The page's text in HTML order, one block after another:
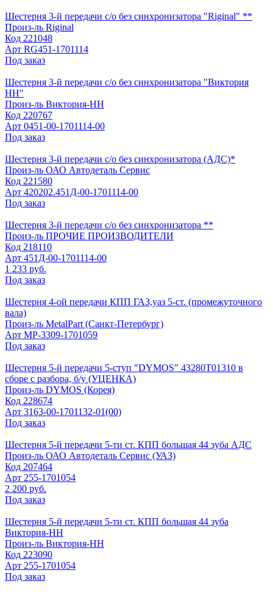
Шестерня 3-й передачи с/о без синхронизатора "Riginal" **
Произ-ль Riginal
Код 221048
Арт RG451-1701114
Под заказ
Шестерня 3-й передачи с/о без синхронизатора "Виктория
НН"
Произ-ль Виктория-НН
Код 220767
Арт 0451-00-1701114-00
Под заказ
Шестерня 3-й передачи с/о без синхронизатора (АДС)*
Произ-ль ОАО Автодеталь Сервис
Код 221580
Арт 420202.451Д-00-1701114-00
Под заказ
Шестерня 3-й передачи с/о без синхронизатора **
Произ-ль ПРОЧИЕ ПРОИЗВОДИТЕЛИ
Код 218110
Арт 451Д-00-1701114-00
1 233 руб.
Под заказ
Шестерня 4-ой передачи КПП ГАЗ,уаз 5-ст. (промежуточного
вала)
Произ-ль MetalPart (Санкт-Петербург)
Арт MP-3309-1701059
Под заказ
Шестерня 5-й передачи 5-ступ "DYMOS" 43280Т01310 в
сборе с разбора, б/у (УЦЕНКА)
Произ-ль DYMOS (Корея)
Код 228674
Арт 3163-00-1701132-01(00)
Под заказ
Шестерня 5-й передачи 5-ти ст. КПП большая 44 зуба АДС
Произ-ль ОАО Автодеталь Сервис (УАЗ)
Код 207464
Арт 255-1701054
2 200 руб.
Под заказ
Шестерня 5-й передачи 5-ти ст. КПП большая 44 зуба
Виктория-НН
Произ-ль Виктория-НН
Код 223090
Арт 255-1701054
Под заказ